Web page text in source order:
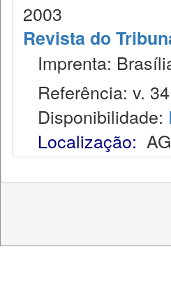
2003
Revista do
Imprenta:
Referência: v.
Disponibilidade:
Localização: